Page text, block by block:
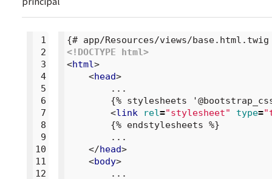
1
2
3
4
5
6
7
8
9
10
11
12
<!DOCTYPE html>
<html>
<head>
        ...
{% stylesheets
<link rel="stylesheet" type=
        {% endstylesheets %}
        ...
</head>
<body>
        ...